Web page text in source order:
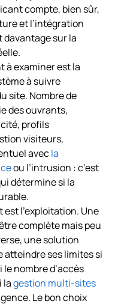
compte, bien sûr,
et l’intégration
sur la
à examiner est la
à suivre
site. Nombre de
des ouvrants,
profils
visiteurs,
avec la
ou l’intrusion : c’est
détermine si la
est l’exploitation. Une
complète mais peu
une solution
atteindre ses limites si
le nombre d’accès
la gestion multi-sites
Le bon choix